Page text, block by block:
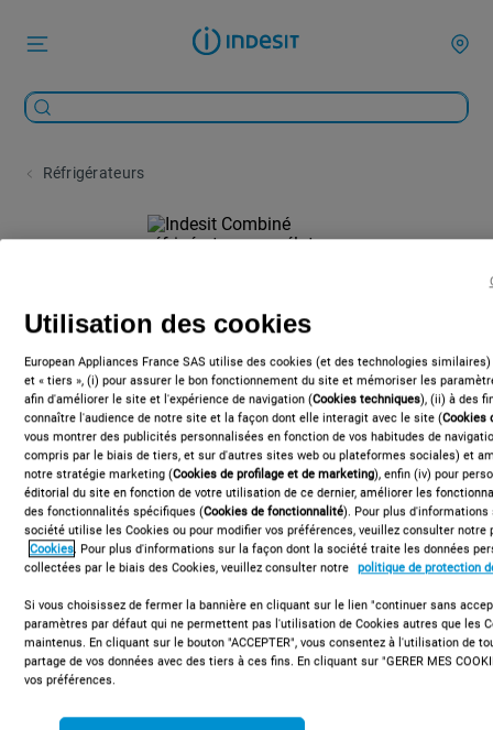
Réfrigérateurs
CAA 55 NX 1
Réfrigérateur posable Indesit - CAA 55
NX 1
Ce réfrigérateur posable Indesit présente les caractéristiques
Utilisation des cookies
European Appliances France SAS utilise des cookies (et des technologies
et « tiers », (i) pour assurer le bon fonctionnement du site et mémoriser les
afin d'améliorer le site et l'expérience de navigation (Cookies techniques), (ii) à des
connaître l'audience de notre site et la façon dont elle interagit avec le site (Cookies
vous montrer des publicités personnalisées en fonction de vos habitudes de
compris par le biais de tiers, et sur d'autres sites web ou plateformes sociales) et
notre stratégie marketing (Cookies de profilage et de marketing), enfin (iv) pour
éditorial du site en fonction de votre utilisation de ce dernier, améliorer les
des fonctionnalités spécifiques (Cookies de fonctionnalité). Pour plus
société utilise les Cookies ou pour modifier vos préférences, veuillez consulter notre
Cookies. Pour plus d'informations sur la façon dont la société traite les données
collectées par le biais des Cookies, veuillez consulter notre politique de protection
Si vous choisissez de fermer la bannière en cliquant sur le lien "continuer sans
paramètres par défaut qui ne permettent pas l'utilisation de Cookies autres que les
maintenus. En cliquant sur le bouton "ACCEPTER", vous consentez à l'utilisation de
partage de vos données avec des tiers à ces fins. En cliquant sur "GERER MES
vos préférences.